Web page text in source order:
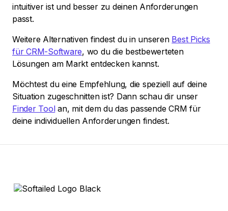
intuitiver ist und besser zu deinen Anforderungen
passt.
Weitere Alternativen findest du in unseren Best Picks
für CRM-Software, wo du die bestbewerteten
Lösungen am Markt entdecken kannst.
Möchtest du eine Empfehlung, die speziell auf deine
Situation zugeschnitten ist? Dann schau dir unser
Finder Toolan, mit dem du das passende CRM für
deine individuellen Anforderungen findest.